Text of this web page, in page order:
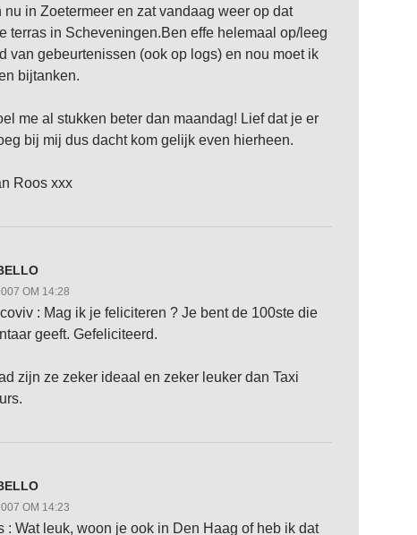
nu in Zoetermeer en zat vandaag weer op dat
terras in Scheveningen.Ben effe helemaal op/leeg
van gebeurtenissen (ook op logs) en nou moet ik
bijtanken.
me al stukken beter dan maandag! Lief dat je er
bij mij dus dacht kom gelijk even hierheen.
Roos xxx
OM 14:28
: Mag ik je feliciteren ? Je bent de 100ste die
geeft. Gefeliciteerd.
zijn ze zeker ideaal en zeker leuker dan Taxi
OM 14:23
: Wat leuk, woon je ook in Den Haag of heb ik dat